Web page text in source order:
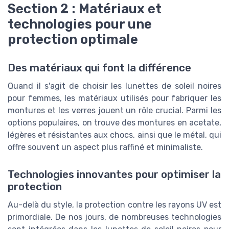
Section 2 : Matériaux et
technologies pour une
protection optimale
Des matériaux qui font la différence
Quand il s'agit de choisir les lunettes de soleil noires
pour femmes, les matériaux utilisés pour fabriquer les
montures et les verres jouent un rôle crucial. Parmi les
options populaires, on trouve des montures en acetate,
légères et résistantes aux chocs, ainsi que le métal, qui
offre souvent un aspect plus raffiné et minimaliste.
Technologies innovantes pour optimiser la
protection
Au-delà du style, la protection contre les rayons UV est
primordiale. De nos jours, de nombreuses technologies